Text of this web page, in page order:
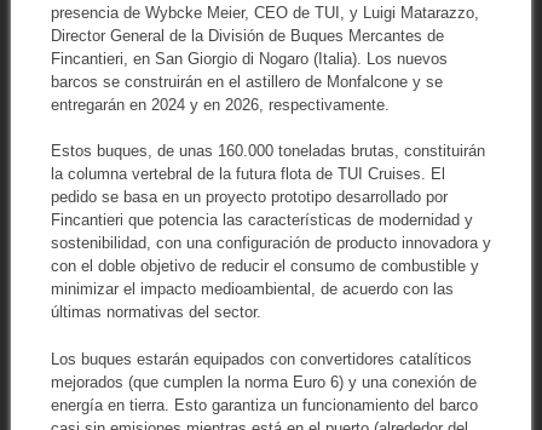
presencia de Wybcke Meier, CEO de TUI, y Luigi Matarazzo,
Director General de la División de Buques Mercantes de
Fincantieri, en San Giorgio di Nogaro (Italia). Los nuevos
barcos se construirán en el astillero de Monfalcone y se
entregarán en 2024 y en 2026, respectivamente.
Estos buques, de unas 160.000 toneladas brutas, constituirán
la columna vertebral de la futura flota de TUI Cruises. El
pedido se basa en un proyecto prototipo desarrollado por
Fincantieri que potencia las características de modernidad y
sostenibilidad, con una configuración de producto innovadora y
con el doble objetivo de reducir el consumo de combustible y
minimizar el impacto medioambiental, de acuerdo con las
últimas normativas del sector.
Los buques estarán equipados con convertidores catalíticos
mejorados (que cumplen la norma Euro 6) y una conexión de
energía en tierra. Esto garantiza un funcionamiento del barco